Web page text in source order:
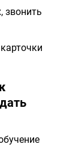
звонить